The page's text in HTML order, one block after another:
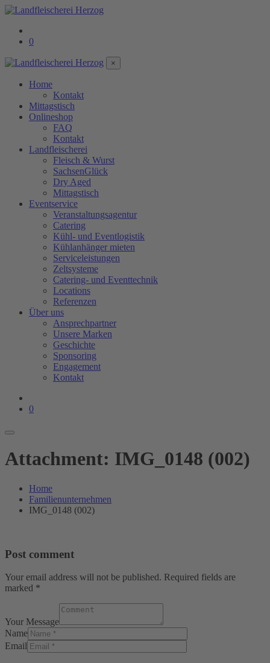
0
×
Home
Kontakt
Mittagstisch
Onlineshop
FAQ
Kontakt
Landfleischerei
Fleisch & Wurst
SachsenGlück
Dry Aged
Mittagstisch
Eventservice
Veranstaltungsagentur
Catering
Kühl- und Eventlogistik
Kühlanhänger mieten
Serviceleistungen
Zeltsysteme
Catering- und Eventtechnik
Locations
Referenzen
Über uns
Ansprechpartner
Unsere Marken
Geschichte
Sponsoring
Engagement
Kontakt
0
Attachment: IMG_0148 (002)
Home
Familienunternehmen
IMG_0148 (002)
Post comment
Your email address will not be published. Required fields are
marked *
Your Message
Name
Email